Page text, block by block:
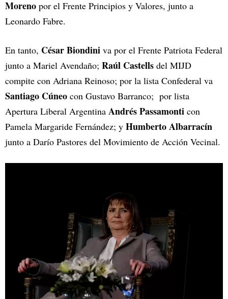
Moreno por el Frente Principios y Valores, junto a
Leonardo Fabre.
En tanto, César Biondini va por el Frente Patriota Federal
junto a Mariel Avendaño; Raúl Castells del MIJD
compite con Adriana Reinoso; por la lista Confederal va
Santiago Cúneo con Gustavo Barranco; por lista
Apertura Liberal Argentina Andrés Passamonti con
Pamela Margaride Fernández; y Humberto Albarracín
junto a Darío Pastores del Movimiento de Acción Vecinal.